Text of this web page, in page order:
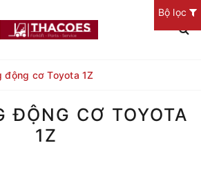
động cơ Toyota 1Z
ĐỘNG CƠ TOYOTA
1Z
Bộ lọc